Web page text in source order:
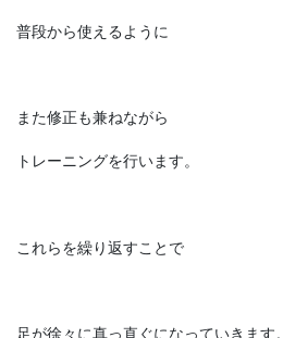
普段から使えるように
また修正も兼ねながら
トレーニングを行います。
これらを繰り返すことで
足が徐々に真っ直ぐになっていきます。